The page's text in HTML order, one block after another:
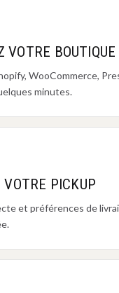
VOTRE BOUTIQUE
WooCommerce,
minutes.
VOTRE PICKUP
et préférences de